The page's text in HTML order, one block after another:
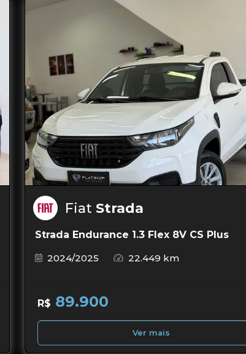
Fiat Strada
Strada Endurance 1.3 Flex 8V CS Plus
2024/2025
22.449 km
R$ 89.900
Ver mais